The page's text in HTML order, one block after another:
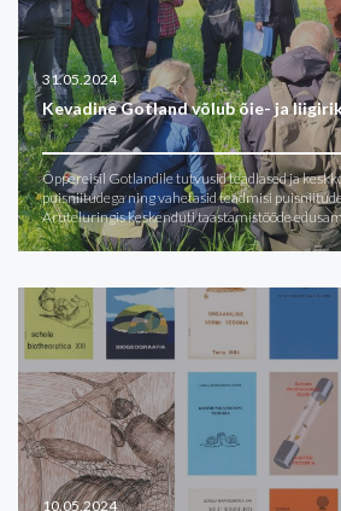
31.05.2024
Kevadine Gotland võlub õie- ja
Õppereisil Gotlandile tutvusid teadlased ja
puisniitudega ning vahetasid teadmisi
Aruteluringis keskenduti taastamistööde
10.05.2024